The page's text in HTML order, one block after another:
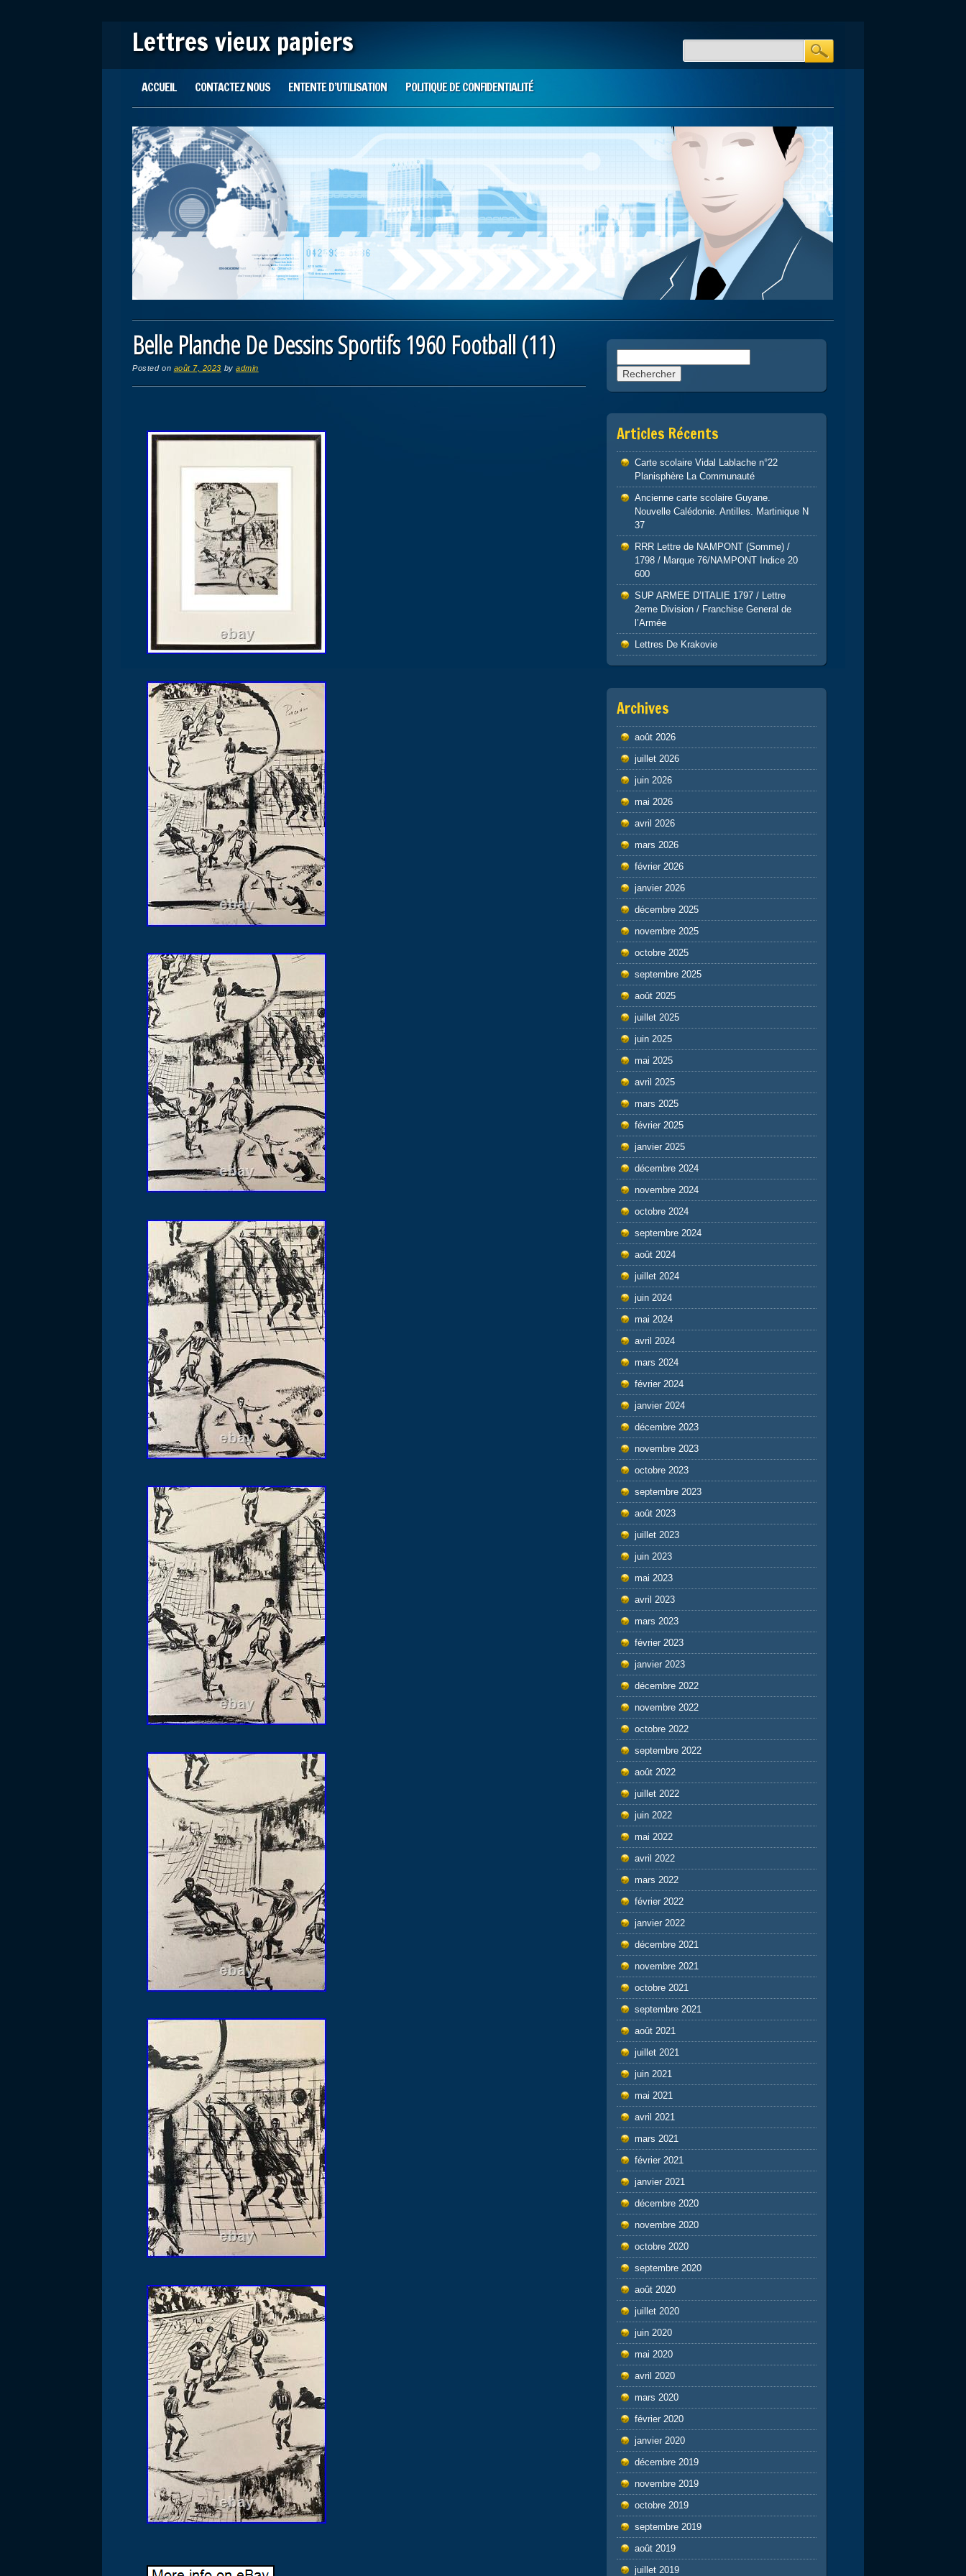
Lettres vieux papiers
Main menu
ACCUEIL CONTACTEZ NOUS ENTENTE D’UTILISATION POLITIQUE DE CONFIDENTIALITÉ
Belle Planche De Dessins Sportifs 1960 Football (11)
Posted on août 7, 2023 byadmin
Articles Récents
Carte scolaire Vidal Lablache n°22
Planisphère La Communauté
Ancienne carte scolaire Guyane.
Nouvelle Calédonie. Antilles. Martinique N
37
RRR Lettre de NAMPONT (Somme) /
1798 / Marque 76/NAMPONT Indice 20
600
SUP ARMEE D’ITALIE 1797 / Lettre
2eme Division / Franchise General de
l’Armée
Lettres De Krakovie
Archives
août 2026
juillet 2026
juin 2026
mai 2026
avril 2026
mars 2026
février 2026
janvier 2026
décembre 2025
novembre 2025
octobre 2025
septembre 2025
août 2025
juillet 2025
juin 2025
mai 2025
avril 2025
mars 2025
février 2025
janvier 2025
décembre 2024
novembre 2024
octobre 2024
septembre 2024
août 2024
juillet 2024
juin 2024
mai 2024
avril 2024
mars 2024
février 2024
janvier 2024
décembre 2023
novembre 2023
octobre 2023
septembre 2023
août 2023
juillet 2023
juin 2023
mai 2023
avril 2023
mars 2023
février 2023
janvier 2023
décembre 2022
novembre 2022
octobre 2022
septembre 2022
août 2022
juillet 2022
juin 2022
mai 2022
avril 2022
mars 2022
février 2022
janvier 2022
décembre 2021
novembre 2021
octobre 2021
septembre 2021
août 2021
juillet 2021
juin 2021
mai 2021
avril 2021
mars 2021
février 2021
janvier 2021
décembre 2020
novembre 2020
octobre 2020
septembre 2020
août 2020
juillet 2020
juin 2020
mai 2020
avril 2020
mars 2020
février 2020
janvier 2020
décembre 2019
novembre 2019
octobre 2019
septembre 2019
août 2019
juillet 2019